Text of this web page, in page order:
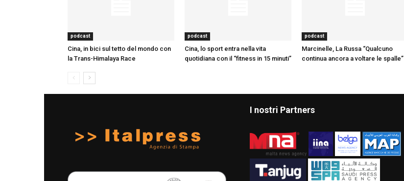
podcast
Cina, in bici sul tetto del mondo con
la Trans-Himalaya Race
podcast
Cina, lo sport entra nella vita
quotidiana con il “fitness in 15 minuti”
podcast
Marcinelle, La Russa “Qualcuno
continua ancora a voltare le spalle”
I nostri Partners